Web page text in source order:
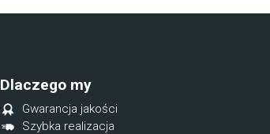
Dlaczego my
Gwarancja jakości
Szybka realizacja